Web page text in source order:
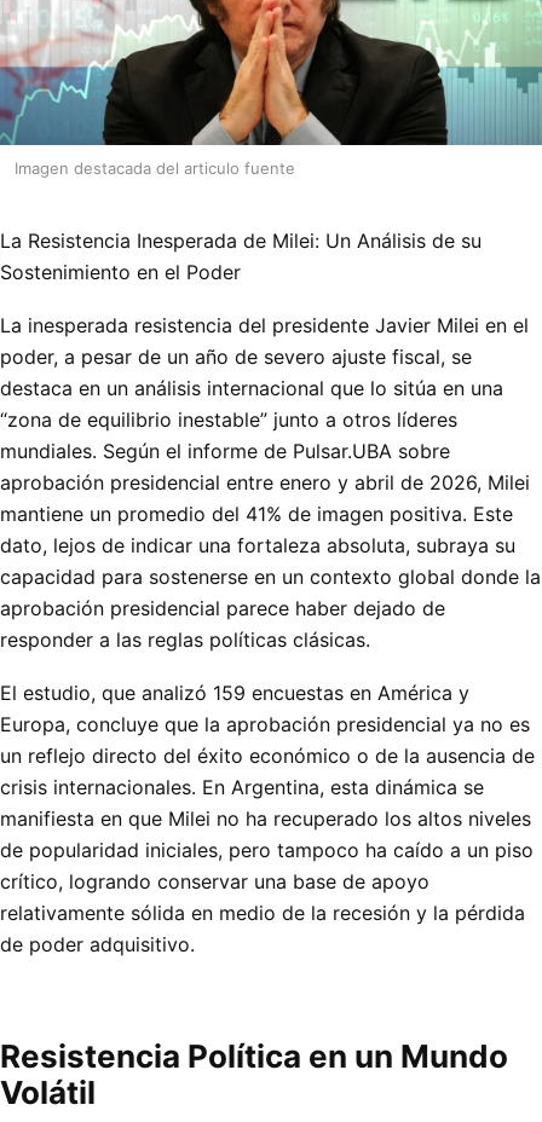
Imagen destacada del articulo fuente
La Resistencia Inesperada de Milei: Un Análisis de su
Sostenimiento en el Poder
La inesperada resistencia del presidente Javier Milei en el
poder, a pesar de un año de severo ajuste fiscal, se
destaca en un análisis internacional que lo sitúa en una
“zona de equilibrio inestable” junto a otros líderes
mundiales. Según el informe de Pulsar.UBA sobre
aprobación presidencial entre enero y abril de 2026, Milei
mantiene un promedio del 41% de imagen positiva. Este
dato, lejos de indicar una fortaleza absoluta, subraya su
capacidad para sostenerse en un contexto global donde la
aprobación presidencial parece haber dejado de
responder a las reglas políticas clásicas.
El estudio, que analizó 159 encuestas en América y
Europa, concluye que la aprobación presidencial ya no es
un reflejo directo del éxito económico o de la ausencia de
crisis internacionales. En Argentina, esta dinámica se
manifiesta en que Milei no ha recuperado los altos niveles
de popularidad iniciales, pero tampoco ha caído a un piso
crítico, logrando conservar una base de apoyo
relativamente sólida en medio de la recesión y la pérdida
de poder adquisitivo.
Resistencia Política en un Mundo
Volátil